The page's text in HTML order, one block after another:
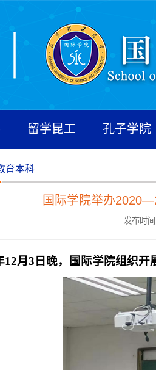
留学昆工 孔子学院
育本科
国际学院举办
发布时
月3日晚，国际学院组织开